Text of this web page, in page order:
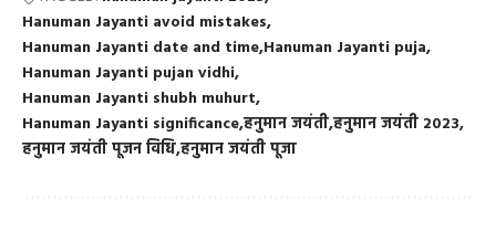
Hanuman Jayanti avoid mistakes
Hanuman Jayanti date and time Hanuman Jayanti puja
Hanuman Jayanti pujan vidhi
Hanuman Jayanti shubh muhurt
Hanuman Jayanti significanceहनुमान जयंतीहनुमान जयंती 2023
हनुमान जयंती पूजन विधिहनुमान जयंती पूजा